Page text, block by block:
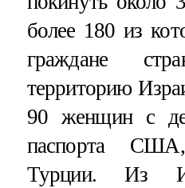
более 180 из
граждане
территорию
90 женщин с
паспорта
Турции. Из